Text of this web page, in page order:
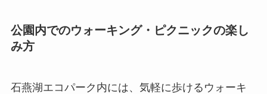
公園内でのウォーキング・ピクニックの楽し
み方
石燕湖エコパーク内には、気軽に歩けるウォーキ